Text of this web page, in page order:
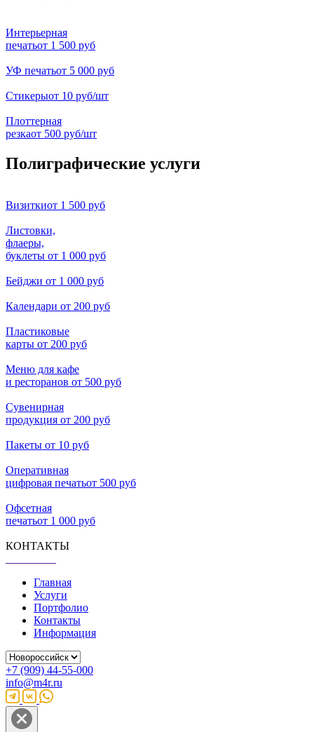
Интерьерная
печатьот 1 500 руб
УФ печатьот 5 000 руб
Стикерыот 10 руб/шт
Плоттерная
резкаот 500 руб/шт
Полиграфические услуги
Визиткиот 1 500 руб
Листовки,
флаеры,
буклеты от 1 000 руб
Бейджи от 1 000 руб
Календари от 200 руб
Пластиковые
карты от 200 руб
Меню для кафе
и ресторанов от 500 руб
Сувенирная
продукция от 200 руб
Пакеты от 10 руб
Оперативная
цифровая печатьот 500 руб
Офсетная
печатьот 1 000 руб
КОНТАКТЫ
Главная
Услуги
Портфолио
Контакты
Информация
+7 (909) 44-55-000
info@m4r.ru